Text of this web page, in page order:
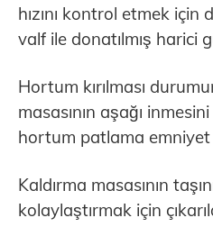
hızını kontrol etmek
valf ile donatılmış harici
Hortum kırılması
masasının aşağı
hortum patlama emniyet
Kaldırma masasının
kolaylaştırmak için